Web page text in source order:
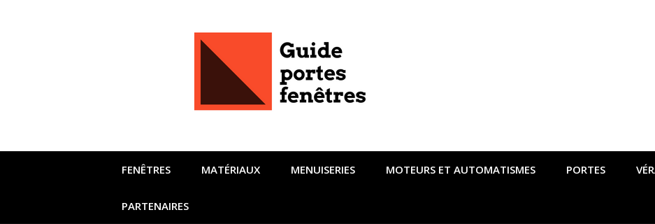
FENÊTRES MATÉRIAUX MENUISERIES MOTEURS ET AUTOMATISMES PORTES
PARTENAIRES